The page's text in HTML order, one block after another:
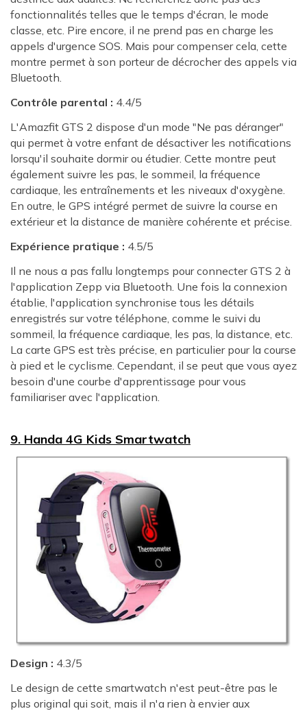
fonctionnalités telles que le temps d'écran, le mode
classe, etc. Pire encore, il ne prend pas en charge les
appels d'urgence SOS. Mais pour compenser cela, cette
montre permet à son porteur de décrocher des appels via
Bluetooth.
Contrôle parental : 4.4/5
L'Amazfit GTS 2 dispose d'un mode "Ne pas déranger"
qui permet à votre enfant de désactiver les notifications
lorsqu'il souhaite dormir ou étudier. Cette montre peut
également suivre les pas, le sommeil, la fréquence
cardiaque, les entraînements et les niveaux d'oxygène.
En outre, le GPS intégré permet de suivre la course en
extérieur et la distance de manière cohérente et précise.
Expérience pratique : 4.5/5
Il ne nous a pas fallu longtemps pour connecter GTS 2 à
l'application Zepp via Bluetooth. Une fois la connexion
établie, l'application synchronise tous les détails
enregistrés sur votre téléphone, comme le suivi du
sommeil, la fréquence cardiaque, les pas, la distance, etc.
La carte GPS est très précise, en particulier pour la course
à pied et le cyclisme. Cependant, il se peut que vous ayez
besoin d'une courbe d'apprentissage pour vous
familiariser avec l'application.
9. Handa 4G Kids Smartwatch
Design : 4.3/5
Le design de cette smartwatch n'est peut-être pas le
plus original qui soit, mais il n'a rien à envier aux